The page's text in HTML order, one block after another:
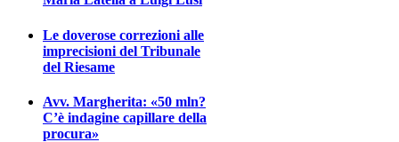
Le doverose correzioni alle
imprecisioni del Tribunale
del Riesame
Avv. Margherita: «50 mln?
C’è indagine capillare della
procura»